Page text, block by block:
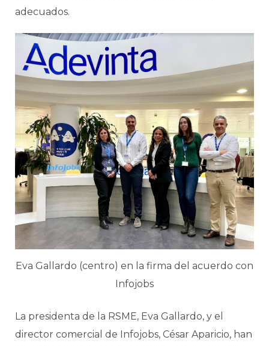
adecuados.
Eva Gallardo (centro) en la firma del acuerdo con
Infojobs
La presidenta de la RSME, Eva Gallardo, y el
director comercial de Infojobs, César Aparicio, han